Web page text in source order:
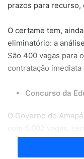
prazos para
O certame tem,
eliminatório: a
São 400 vagas para
contratação
Concurso da
O Governo do
com 5.002 vagas,
3.820 para cadastro
público para o setor